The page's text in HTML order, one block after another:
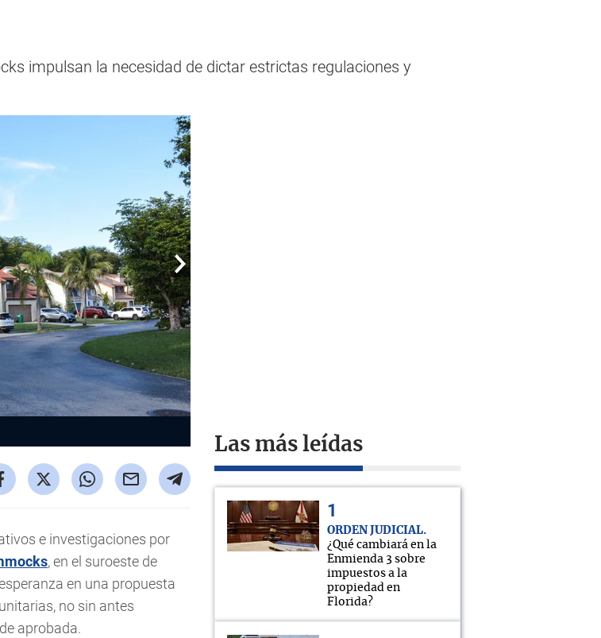
impulsan la necesidad de dictar estrictas regulaciones y
e investigaciones por
, en el suroeste de
en una propuesta
no sin antes
aprobada.
Las más leídas
ORDEN JUDICIAL
¿Qué cambiará en la
Enmienda 3 sobre
impuestos a la
propiedad en
Florida?